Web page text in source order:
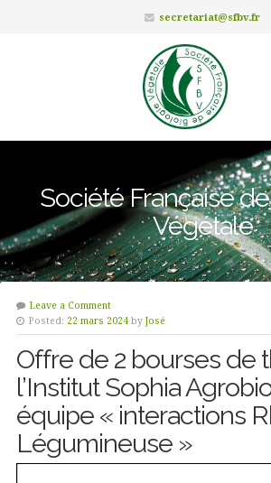
secretariat@sfbv.fr
Société Française
Végétale
Leave a Comment
Posted: 22 mars 2024 by José
Offre de 2 bourses de
l’Institut Sophia
équipe « interactions
Légumineuse »